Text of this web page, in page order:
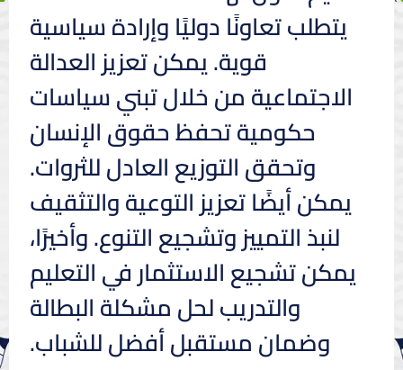
يتطلب تعاونًا دوليًا وإرادة سياسية
قوية. يمكن تعزيز العدالة
الاجتماعية من خلال تبني سياسات
حكومية تحفظ حقوق الإنسان
وتحقق التوزيع العادل للثروات.
يمكن أيضًا تعزيز التوعية والتثقيف
لنبذ التمييز وتشجيع التنوع. وأخيرًا،
يمكن تشجيع الاستثمار في التعليم
والتدريب لحل مشكلة البطالة
وضمان مستقبل أفضل للشباب.